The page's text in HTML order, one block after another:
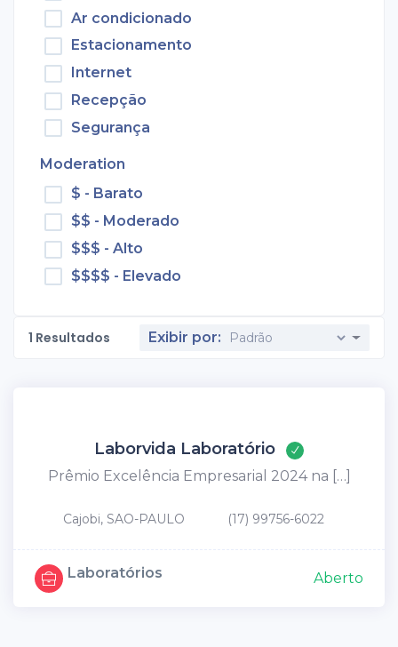
Ar condicionado
Estacionamento
Internet
Recepção
Segurança
Moderation
$ - Barato
$$ - Moderado
$$$ - Alto
$$$$ - Elevado
1 Resultados Exibir por:
Laborvida Laboratório
Prêmio Excelência Empresarial 2024 na […]
Cajobi, SAO-PAULO (17) 99756-6022
Laboratórios Aberto